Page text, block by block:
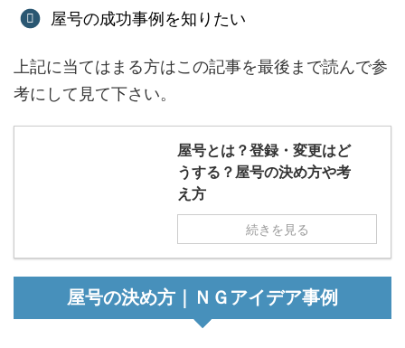
屋号の成功事例を知りたい
上記に当てはまる方はこの記事を最後まで読んで参
考にして見て下さい。
屋号とは？登録・変更はど
うする？屋号の決め方や考
え方
続きを見る
屋号の決め方｜ＮＧアイデア事例